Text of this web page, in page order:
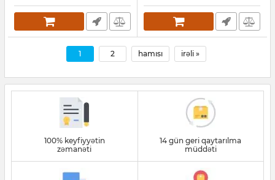
1 2 hamısı irəli »
100% keyfiyyətin
zəmanəti
14 gün geri qaytarılma
müddəti